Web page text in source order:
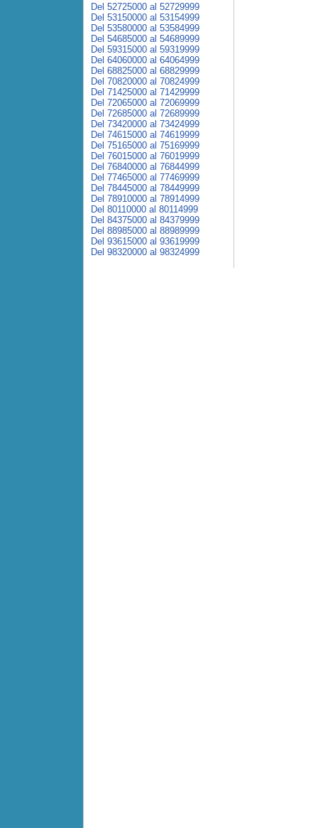
Del 52725000 al 52729999
Del 53150000 al 53154999
Del 53580000 al 53584999
Del 54685000 al 54689999
Del 59315000 al 59319999
Del 64060000 al 64064999
Del 68825000 al 68829999
Del 70820000 al 70824999
Del 71425000 al 71429999
Del 72065000 al 72069999
Del 72685000 al 72689999
Del 73420000 al 73424999
Del 74615000 al 74619999
Del 75165000 al 75169999
Del 76015000 al 76019999
Del 76840000 al 76844999
Del 77465000 al 77469999
Del 78445000 al 78449999
Del 78910000 al 78914999
Del 80110000 al 80114999
Del 84375000 al 84379999
Del 88985000 al 88989999
Del 93615000 al 93619999
Del 98320000 al 98324999